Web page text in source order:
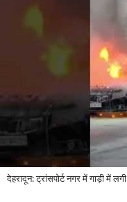
देहरादून: ट्रांसपोर्ट नगर में गाड़ी में